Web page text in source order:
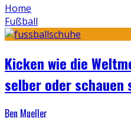
Home
Fußball
Kicken wie die
selber oder schauen
Ben Mueller